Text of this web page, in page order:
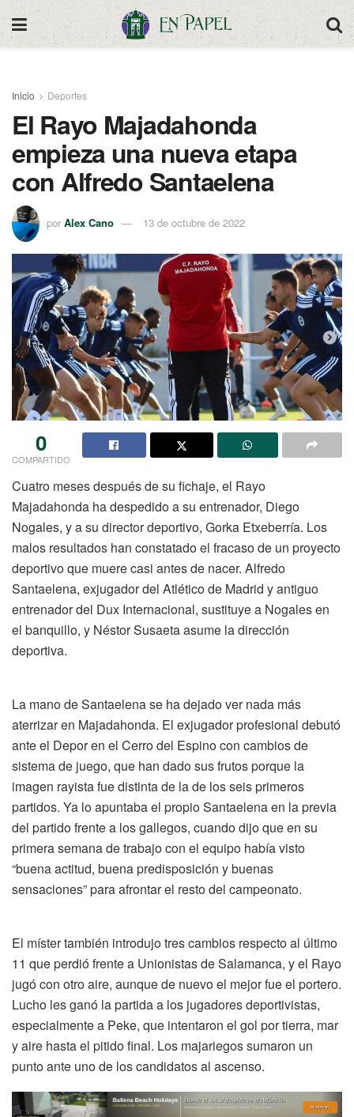
Inicio Deportes
El Rayo Majadahonda
empieza una nueva etapa
con Alfredo Santaelena
por Alex Cano 13 de octubre de 2022
0
COMPARTIDO
Cuatro meses después de su fichaje, el Rayo
Majadahonda ha despedido a su entrenador, Diego
Nogales, y a su director deportivo, Gorka Etxeberría. Los
malos resultados han constatado el fracaso de un proyecto
deportivo que muere casi antes de nacer. Alfredo
Santaelena, exjugador del Atlético de Madrid y antiguo
entrenador del Dux Internacional, sustituye a Nogales en
el banquillo, y Néstor Susaeta asume la dirección
deportiva.
La mano de Santaelena se ha dejado ver nada más
aterrizar en Majadahonda. El exjugador profesional debutó
ante el Depor en el Cerro del Espino con cambios de
sistema de juego, que han dado sus frutos porque la
imagen rayista fue distinta de la de los seis primeros
partidos. Ya lo apuntaba el propio Santaelena en la previa
del partido frente a los gallegos, cuando dijo que en su
primera semana de trabajo con el equipo había visto
“buena actitud, buena predisposición y buenas
sensaciones” para afrontar el resto del campeonato.
El míster también introdujo tres cambios respecto al último
11 que perdió frente a Unionistas de Salamanca, y el Rayo
jugó con otro aire, aunque de nuevo el mejor fue el portero.
Lucho les ganó la partida a los jugadores deportivistas,
especialmente a Peke, que intentaron el gol por tierra, mar
y aire hasta el pitido final. Los majariegos sumaron un
punto ante uno de los candidatos al ascenso.